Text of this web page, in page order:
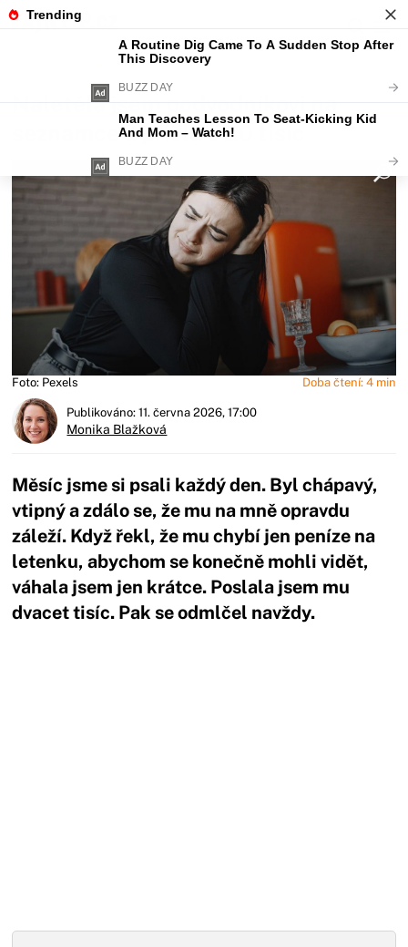
Magazín
Naletěla jsem podvodníkovi na
seznamce a přišla o 20 tisíc
Foto: Pexels Doba čtení: 4 min
Publikováno: 11. června 2026, 17:00
Monika Blažková
Měsíc jsme si psali každý den. Byl chápavý,
vtipný a zdálo se, že mu na mně opravdu
záleží. Když řekl, že mu chybí jen peníze na
letenku, abychom se konečně mohli vidět,
váhala jsem jen krátce. Poslala jsem mu
dvacet tisíc. Pak se odmlčel navždy.